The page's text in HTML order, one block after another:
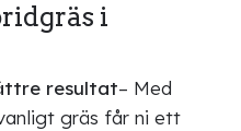
i
resultat– Med
gräs får ni ett